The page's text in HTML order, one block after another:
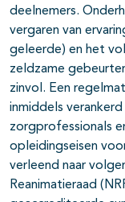
deelnemers.
vergaren van
geleerde) en het
zeldzame
zinvol. Een
inmiddels
zorgprofessionals
opleidingseisen
verleend naar
Reanimatieraad